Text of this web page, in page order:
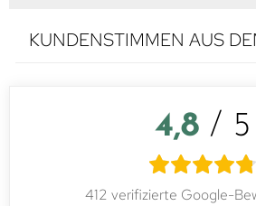
KUNDENSTIMMEN AUS
4,8 / 5
412 verifizierte Google-